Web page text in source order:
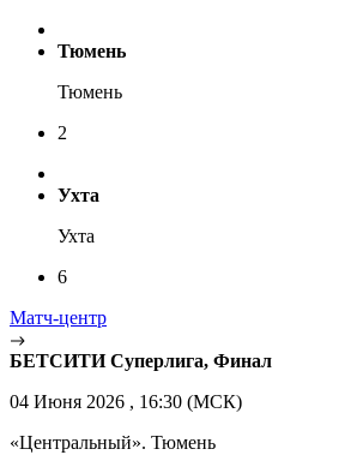
Тюмень
Тюмень
2
Ухта
Ухта
6
Матч-центр
БЕТСИТИ Суперлига, Финал
04 Июня 2026 , 16:30 (МСК)
«Центральный». Тюмень